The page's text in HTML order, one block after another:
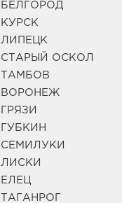
БЕЛГОРОД
КУРСК
ЛИПЕЦК
СТАРЫЙ ОСКОЛ
ТАМБОВ
ВОРОНЕЖ
ГРЯЗИ
ГУБКИН
СЕМИЛУКИ
ЛИСКИ
ЕЛЕЦ
ТАГАНРОГ